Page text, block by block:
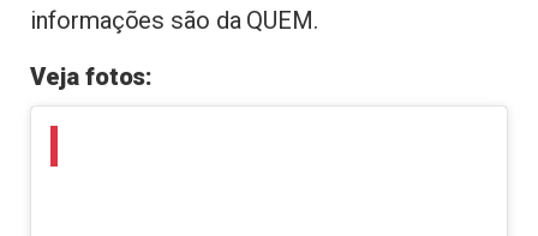
informações são da QUEM.
Veja fotos: